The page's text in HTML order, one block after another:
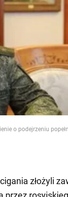
o podejrzeniu
złożyli